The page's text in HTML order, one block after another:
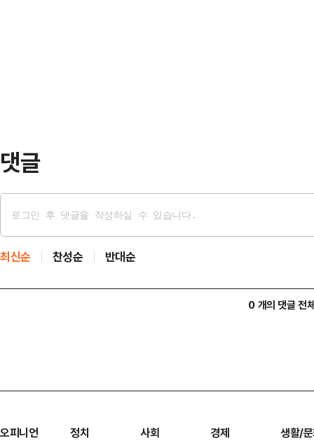
댓글
최신순 찬성순 반대순
0 개의 댓글 전
오피니언 정치 사회 경제 생활/